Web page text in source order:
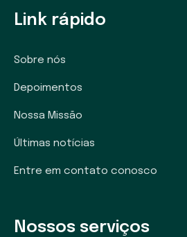
Link rápido
Sobre nós
Depoimentos
Nossa Missão
Últimas notícias
Entre em contato conosco
Nossos serviços